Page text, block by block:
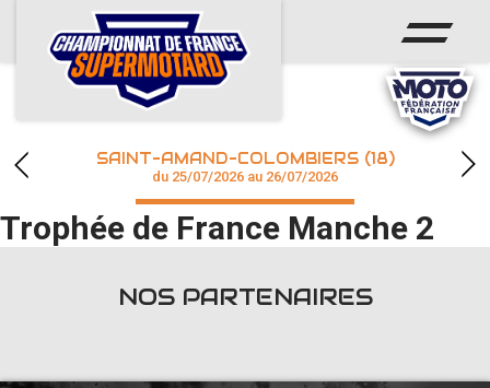
ACCUEIL
ACTUS
CALENDRIER
CHAMPIONNAT
RÉSULTATS
SAINT-AMAND-COLOMBIERS (18)
du 25/07/2026 au 26/07/2026
Trophée de France Manche 2
NOS PARTENAIRES